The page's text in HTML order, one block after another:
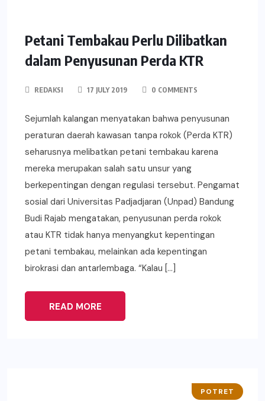
Petani Tembakau Perlu Dilibatkan
dalam Penyusunan Perda KTR
REDAKSI 17 JULY 2019 0 COMMENTS
Sejumlah kalangan menyatakan bahwa penyusunan
peraturan daerah kawasan tanpa rokok (Perda KTR)
seharusnya melibatkan petani tembakau karena
mereka merupakan salah satu unsur yang
berkepentingan dengan regulasi tersebut. Pengamat
sosial dari Universitas Padjadjaran (Unpad) Bandung
Budi Rajab mengatakan, penyusunan perda rokok
atau KTR tidak hanya menyangkut kepentingan
petani tembakau, melainkan ada kepentingan
birokrasi dan antarlembaga. “Kalau […]
READ MORE
POTRET